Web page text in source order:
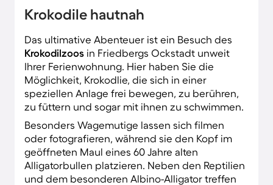
Krokodile hautnah
Das ultimative Abenteuer ist ein Besuch des
Krokodilzoos in Friedbergs Ockstadt unweit
Ihrer Ferienwohnung. Hier haben Sie die
Möglichkeit, Krokodlie, die sich in einer
speziellen Anlage frei bewegen, zu berühren,
zu füttern und sogar mit ihnen zu schwimmen.
Besonders Wagemutige lassen sich filmen
oder fotografieren, während sie den Kopf im
geöffneten Maul eines 60 Jahre alten
Alligatorbullen platzieren. Neben den Reptilien
und dem besonderen Albino-Alligator treffen